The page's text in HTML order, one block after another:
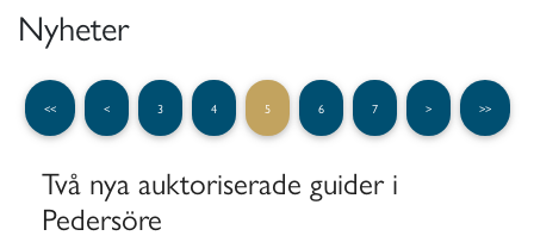
Nyheter
<< < 3 4 5 6 7 > >>
Två nya auktoriserade guider i
Pedersöre